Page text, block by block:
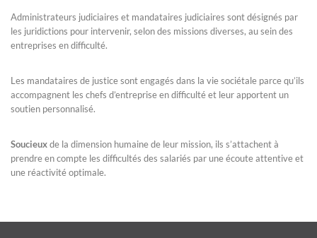
Administrateurs judiciaires et mandataires judiciaires sont désignés par
les juridictions pour intervenir, selon des missions diverses, au sein des
entreprises en difficulté.
Les mandataires de justice sont engagés dans la vie sociétale parce qu’ils
accompagnent les chefs d’entreprise en difficulté et leur apportent un
soutien personnalisé.
Soucieuxde la dimension humaine de leur mission, ils s’attachent à
prendre en compte les difficultés des salariés par une écoute attentive et
une réactivité optimale.